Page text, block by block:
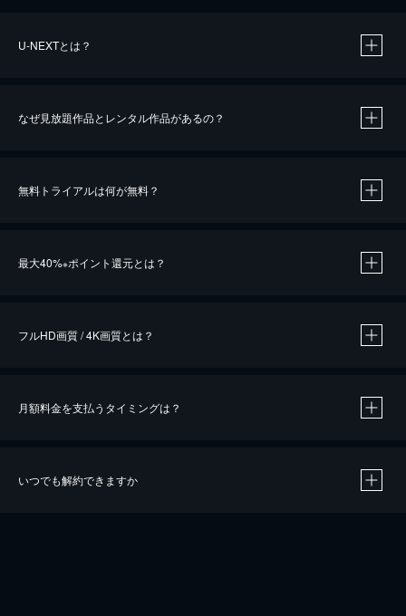
U-NEXTとは？
なぜ見放題作品とレンタル作品があるの？
無料トライアルは何が無料？
最大40%※ポイント還元とは？
※40％ポイント還元の対象は、クレジットカード決済による作品の購入 / レンタルです。
フルHD画質 / 4K画質とは？
月額料金を支払うタイミングは？
いつでも解約できますか